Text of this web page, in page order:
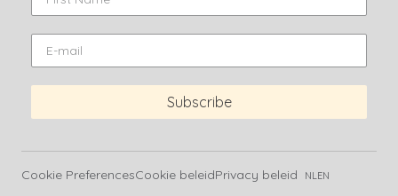
Subscribe
Cookie PreferencesCookie beleidPrivacy beleid NL EN